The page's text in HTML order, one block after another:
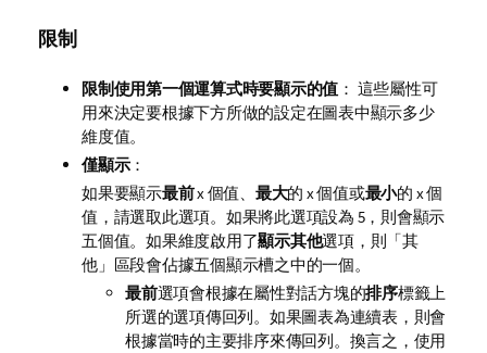
限制
限制使用第一個運算式時要顯示的值 ： 這些屬性可
用來決定要根據下方所做的設定在圖表中顯示多少
維度值。
僅顯示：
如果要顯示最前x 個值、 最大的 x 個值或最小的 x 個
值，請選取此選項。如果將此選項設為 5，則會顯示
五個值。如果維度啟用了顯示其他選項，則「其
他」區段會佔據五個顯示槽之中的一個。
最前選項會根據在屬性對話方塊的排序標籤上
所選的選項傳回列。如果圖表為連續表，則會
根據當時的主要排序來傳回列。換言之，使用